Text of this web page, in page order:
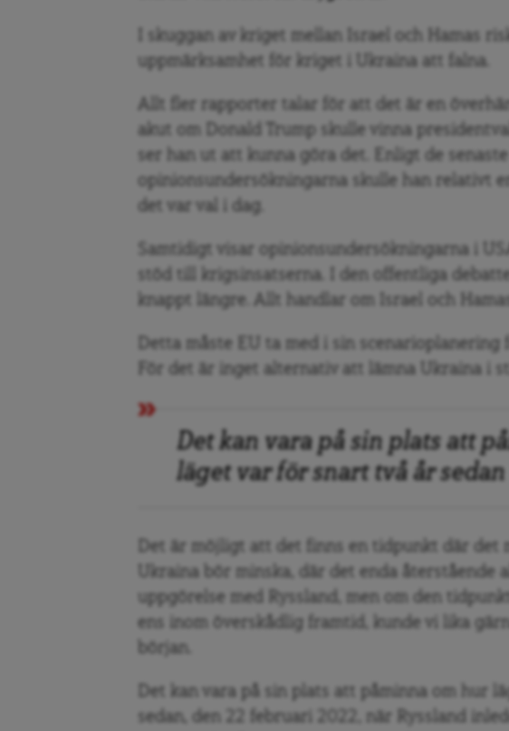
I skuggan av kriget mellan Israel och Hamas
uppmärksamhet för kriget i Ukraina att falna.
Allt fler rapporter talar för att det är en
akut om Donald Trump skulle vinna
ser han ut att kunna göra det. Enligt de senaste
opinionsundersökningarna skulle han relativt
det var val i dag.
Samtidigt visar opinionsundersökningarna i
stöd till krigsinsatserna. I den offentliga
knappt längre. Allt handlar om Israel och Hamas.
Detta måste EU ta med i sin scenarioplanering
För det är inget alternativ att lämna Ukraina i
Det kan vara på sin plats att
läget var för snart två år sedan
Det är möjligt att det finns en tidpunkt där det
Ukraina bör minska, där det enda återstående
uppgörelse med Ryssland, men om den
ens inom överskådlig framtid, kunde vi lika
början.
Det kan vara på sin plats att påminna om hur
sedan, den 22 februari 2022, när Ryssland